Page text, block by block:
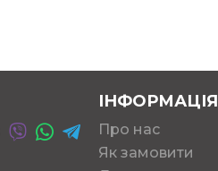
ІНФОРМАЦІЯ
Про нас
Як замовити